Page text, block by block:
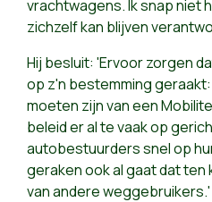
vrachtwagens. Ik snap niet
zichzelf kan blijven
Hij besluit: 'Ervoor zorgen
op z'n bestemming
moeten zijn van een
beleid er al te vaak op
autobestuurders snel op
geraken ook al gaat dat ten
van andere weggebruikers.'